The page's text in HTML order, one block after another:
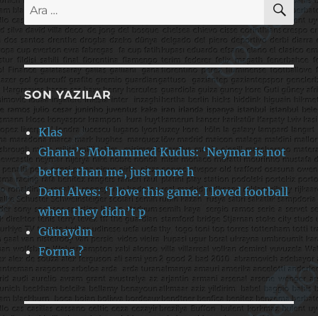
Ara:
SON YAZILAR
Klas
Ghana’s Mohammed Kudus: ‘Neymar is not
better than me, just more h
Dani Alves: ‘I love this game. I loved football
when they didn’t p
Günaydın
Forma ?